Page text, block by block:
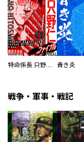
特命係長 只野仁ファイナル 愛蔵版 青き炎
戦争・軍事・戦記